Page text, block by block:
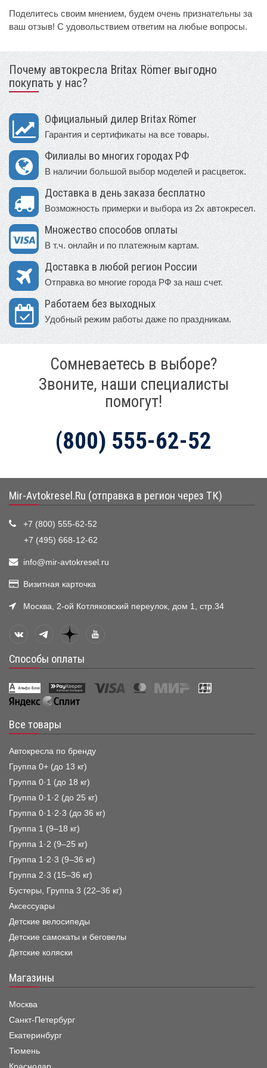
Поделитесь своим мнением, будем очень признательны за
ваш отзыв! С удовольствием ответим на любые вопросы.
Почему автокресла Britax Römer выгодно
покупать у нас?
Официальный дилер Britax Römer
Гарантия и сертификаты на все товары.
Филиалы во многих городах РФ
В наличии большой выбор моделей и расцветок.
Доставка в день заказа бесплатно
Возможность примерки и выбора из 2х автокресел.
Множество способов оплаты
В т.ч. онлайн и по платежным картам.
Доставка в любой регион России
Отправка во многие города РФ за наш счет.
Работаем без выходных
Удобный режим работы даже по праздникам.
Сомневаетесь в выборе?
Звоните, наши специалисты
помогут!
(800) 555-62-52
Mir-Avtokresel.Ru (отправка в регион через ТК)
+7 (800) 555-62-52
+7 (495) 668-12-62
info@mir-avtokresel.ru
Визитная карточка
Москва, 2-ой Котляковский переулок, дом 1, стр.34
Способы оплаты
Все товары
Автокресла по бренду
Группа 0+ (до 13 кг)
Группа 0·1 (до 18 кг)
Группа 0·1·2 (до 25 кг)
Группа 0·1·2·3 (до 36 кг)
Группа 1 (9–18 кг)
Группа 1·2 (9–25 кг)
Группа 1·2·3 (9–36 кг)
Группа 2·3 (15–36 кг)
Бустеры, Группа 3 (22–36 кг)
Аксессуары
Детские велосипеды
Детские самокаты и беговелы
Детские коляски
Магазины
Москва
Санкт-Петербург
Екатеринбург
Тюмень